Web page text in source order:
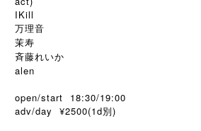
IKill
万理音
茉寿
斉藤れいか
alen
open/start 18:30/19:00
adv/day ¥2500(1d別)